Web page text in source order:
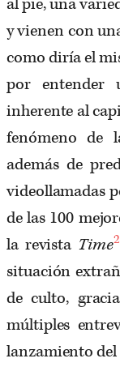
al pie, una
y vienen con
como diría el
por entender
inherente al
fenómeno de
además de
videollamadas
de las 100
la revista Time2
situación
de culto,
múltiples
lanzamiento